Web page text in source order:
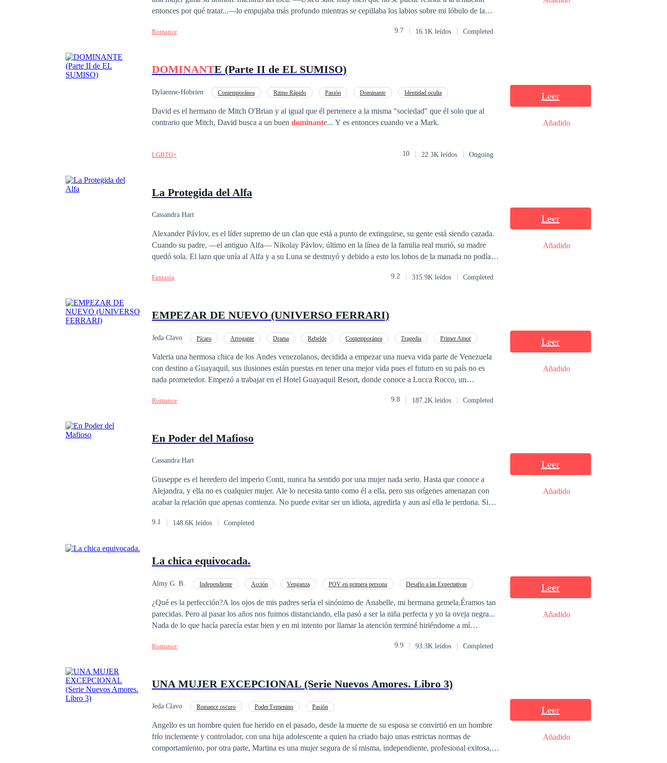
entonces por qué tratar...—lo empujaba más profundo mientras se cepillaba los labios sobre mi lóbulo de la
testaruda odia cuando alguien le falta el respeto o habla mal de ella. Se ha enfrentado a muchos obstáculos en
personalidad.
Romance 9.7 16.1K leídos Completed
DOMINANTE (Parte II de EL SUMISO)
Dylaenne-Hobrien Contemporánea Ritmo Rápido Pasión Dominante
Identidad oculta
David es el hermano de Mitch O'Brian y al igual que él pertenece a la misma "sociedad" que él solo que al
contrario que Mitch, David busca a un buen dominant e... Y es entonces cuando ve a Mark.
LGBTQ+ 10 22.3K leídos Ongoing
Leer
Añadido
La Protegida del Alfa
Cassandra Hart
Alexander Pávlov, es el líder supremo de un clan que está a punto de extinguirse, su gente está siendo cazada.
Cuando su padre, —el antiguo Alfa— Nikolay Pávlov, último en la línea de la familia real murió, su madre
quedó sola. El lazo que unía al Alfa y a su Luna se destruyó y debido a esto los lobos de la manada no podían
debía encontrar a su Luna, ella establecería ese equilibrio.Después de mucho buscar dio con ella pero está en
Fantasía 9.2 315.9K leídos Completed
Leer
Añadido
EMPEZAR DE NUEVO (UNIVERSO FERRARI)
Jeda Clavo Pícaro Arrogante Drama Rebelde Contemporánea Tragedia
Primer Amor
Valeria una hermosa chica de los Andes venezolanos, decidida a empezar una nueva vida parte de Venezuela
con destino a Guayaquil, sus ilusiones están puestas en tener una mejor vida pues el futuro en su país no es
nada prometedor. Empezó a trabajar en el Hotel Guayaquil Resort, donde conoce a Lucca Rocco, un
la vida nunca es como te la imaginas...
Romance 9.8 187.2K leídos Completed
Leer
Añadido
En Poder del Mafioso
Cassandra Hart
Giuseppe es el heredero del imperio Conti, nunca ha sentido por una mujer nada serio. Hasta que conoce a
Alejandra, y ella no es cualquier mujer. Ale lo necesita tanto como él a ella, pero sus orígenes amenazan con
acabar la relación que apenas comienza. No puede evitar ser un idiota, agredirla y aun así ella le perdona. Sin
La traición se cuece dentro del clan Conti y Giuseppe debe lograr salvarla, aunque la pierda en el proceso.
9.1 148.6K leídos Completed
Leer
Añadido
La chica equivocada.
Almy G. B. Independiente Acción Venganza POV en primera persona
Desafío a las Expectativas
¿Qué es la perfección?A los ojos de mis padres sería el sinónimo de Anabelle, mi hermana gemela.Éramos tan
parecidas. Pero al pasar los años nos fuimos distanciando, ella pasó a ser la niña perfecta y yo la oveja negra...
Nada de lo que hacía parecía estar bien y en mi intento por llamar la atención terminé hiriéndome a mí
Justin.Y no es solo porque sean tan diferentes, es por el hecho de él coqueteando conmigo y yo sintiéndome
atracción crece y se convierte en algo más? ¿Cuándo mis fantasmas del pasado regresan a atormentarme? ¿Seré
han estado juzgando a la chica equivocada?
Romance 9.9 93.3K leídos Completed
Leer
Añadido
UNA MUJER EXCEPCIONAL (Serie Nuevos Amores. Libro 3)
Jeda Clavo Romance oscuro Poder Femenino Pasión
Angello es un hombre quien fue herido en el pasado, desde la muerte de su esposa se convirtió en un hombre
frío inclemente y controlador, con una hija adolescente a quien ha criado bajo unas estrictas normas de
comportamiento, por otra parte, Martina es una mujer segura de sí misma, independiente, profesional exitosa,
Leer
Añadido